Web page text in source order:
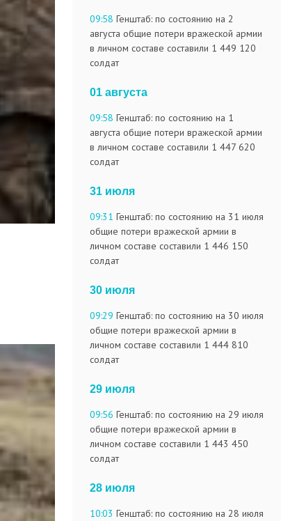
09:58 Генштаб: по состоянию на 2
августа общие потери вражеской армии
в личном составе составили 1 449 120
солдат
01 августа
09:58 Генштаб: по состоянию на 1
августа общие потери вражеской армии
в личном составе составили 1 447 620
солдат
31 июля
09:31 Генштаб: по состоянию на 31 июля
общие потери вражеской армии в
личном составе составили 1 446 150
солдат
30 июля
09:29 Генштаб: по состоянию на 30 июля
общие потери вражеской армии в
личном составе составили 1 444 810
солдат
29 июля
09:56 Генштаб: по состоянию на 29 июля
общие потери вражеской армии в
личном составе составили 1 443 450
солдат
28 июля
10:03 Генштаб: по состоянию на 28 июля